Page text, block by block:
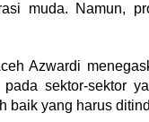
muda. Namun,
Azwardi
sektor-sektor
baik yang harus